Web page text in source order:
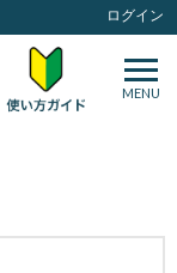
ログイン
MENU